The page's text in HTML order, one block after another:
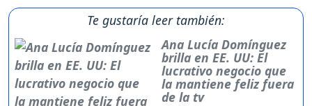
Te gustaría leer también:
Ana Lucía Domínguez
brilla en EE. UU: El
lucrativo negocio que
la mantiene feliz fuera
de la tv